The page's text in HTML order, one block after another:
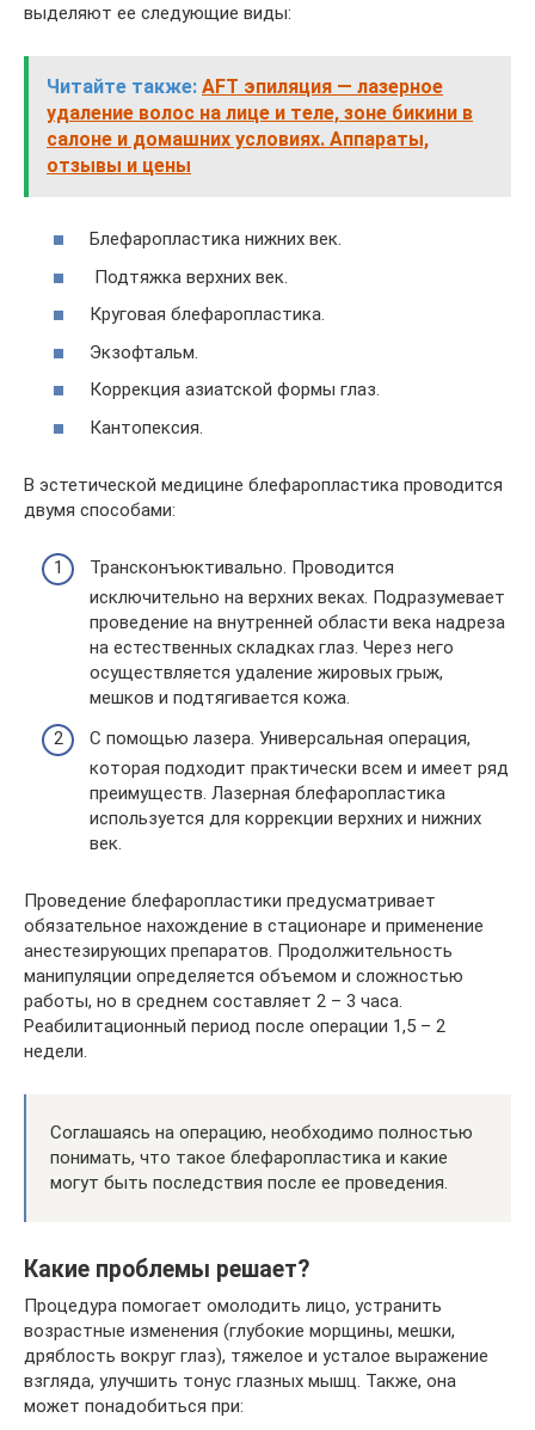
выделяют ее следующие виды:
Читайте также: AFT эпиляция — лазерное
удаление волос на лице и теле, зоне бикини в
салоне и домашних условиях. Аппараты,
отзывы и цены
Блефаропластика нижних век.
Подтяжка верхних век.
Круговая блефаропластика.
Экзофтальм.
Коррекция азиатской формы глаз.
Кантопексия.
В эстетической медицине блефаропластика проводится
двумя способами:
Трансконъюктивально. Проводится
исключительно на верхних веках. Подразумевает
проведение на внутренней области века надреза
на естественных складках глаз. Через него
осуществляется удаление жировых грыж,
мешков и подтягивается кожа.
С помощью лазера. Универсальная операция,
которая подходит практически всем и имеет ряд
преимуществ. Лазерная блефаропластика
используется для коррекции верхних и нижних
век.
Проведение блефаропластики предусматривает
обязательное нахождение в стационаре и применение
анестезирующих препаратов. Продолжительность
манипуляции определяется объемом и сложностью
работы, но в среднем составляет 2 – 3 часа.
Реабилитационный период после операции 1,5 – 2
недели.
Соглашаясь на операцию, необходимо полностью
понимать, что такое блефаропластика и какие
могут быть последствия после ее проведения.
Какие проблемы решает?
Процедура помогает омолодить лицо, устранить
возрастные изменения (глубокие морщины, мешки,
дряблость вокруг глаз), тяжелое и усталое выражение
взгляда, улучшить тонус глазных мышц. Также, она
может понадобиться при: